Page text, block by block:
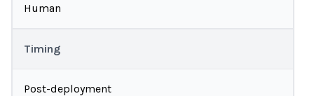
Human
Timing
Post-deployment